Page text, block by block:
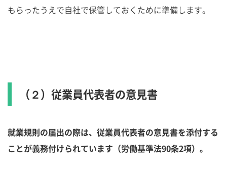
もらったうえで自社で保管しておくために準備します。
（２）従業員代表者の意見書
就業規則の届出の際は、従業員代表者の意見書を添付する
ことが義務付けられています（労働基準法90条2項）。